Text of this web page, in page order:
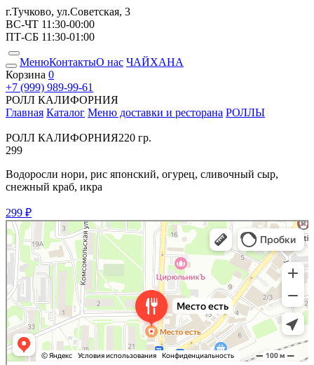
г.Тучково, ул.Советская, 3
ВС-ЧТ 11:30-00:00
ПТ-СБ 11:30-01:00
МенюКонтактыО нас ЧАЙХАНА
Корзина 0
+7 (999) 989-99-61
РОЛЛ КАЛИФОРНИЯ
Главная Каталог Меню доставки и ресторана РОЛЛЫ
РОЛЛ КАЛИФОРНИЯ220 гр.
299
Водоросли нори, рис японский, огурец, сливочный сыр,
снежный краб, икра
299 ₽
Место Есть
Ресторан в Москве и Московской области